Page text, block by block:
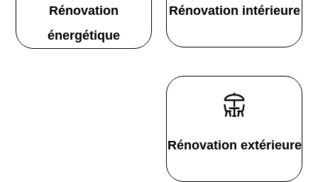
Rénovation
énergétique
Rénovation intérieure
Rénovation extérieure